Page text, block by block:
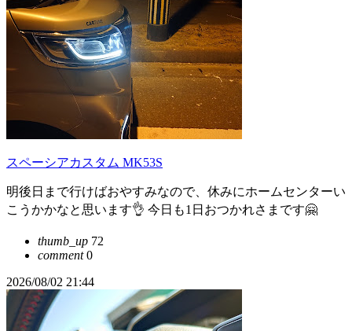
スペーシアカスタム MK53S
明後日まで行けばおやすみなので、休みにホームセンターい
こうかかなと思います👌 今日も1日おつかれさまです🤗
thumb_up 72
comment0
2026/08/02 21:44